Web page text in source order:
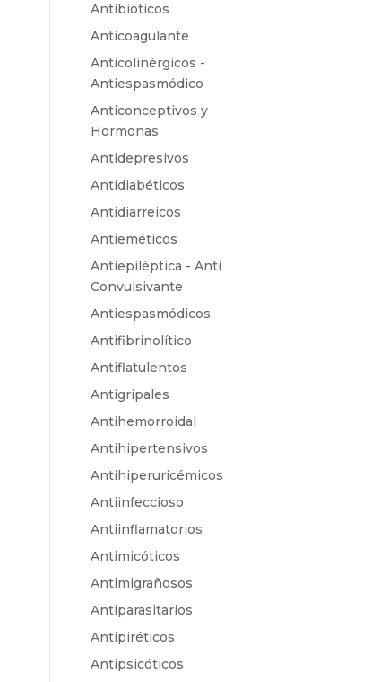
Antibióticos
Anticoagulante
Anticolinérgicos -
Antiespasmódico
Anticonceptivos y
Hormonas
Antidepresivos
Antidiabéticos
Antidiarreicos
Antieméticos
Antiepiléptica - Anti
Convulsivante
Antiespasmódicos
Antifibrinolítico
Antiflatulentos
Antigripales
Antihemorroidal
Antihipertensivos
Antihiperuricémicos
Antiinfeccioso
Antiinflamatorios
Antimicóticos
Antimigrañosos
Antiparasitarios
Antipiréticos
Antipsicóticos